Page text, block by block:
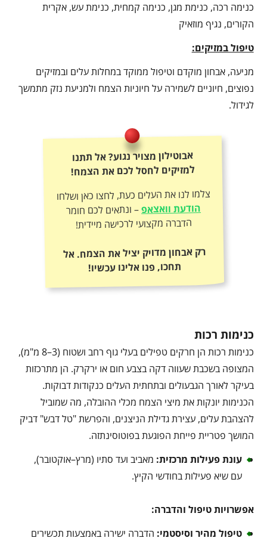
כנימה רכה, כנימת מגן, כנימה קמחית, כנימת עש, אקרית
הקורים, נגיף מוזאיק
טיפול במזיקים:
מניעה, אבחון מוקדם וטיפול ממוקד במחלות עלים ובמזיקים
נפוצים, חיוניים לשמירה על חיוניות הצמח ולמניעת נזק מתמשך
לגידול.
אבוטילון מצויר נגוע? אל תתנו
למזיקים לחסל לכם את הצמח!
צלמו לנו את העלים כעת, לחצו כאן ושלחו
הודעת וואצאפ– ונתאים לכם חומר
הדברה מקצועי לרכישה מיידית!
רק אבחון מדויק יציל את הצמח. אל
תחכו, פנו אלינו עכשיו!
כנימות רכות
כנימות רכות הן חרקים טפילים בעלי גוף רחב ושטוח (3–8 מ"מ),
המצופה בשכבת שעווה דקה בצבע חום או ירקרק. הן מתרכזות
בעיקר לאורך הגבעולים ובתחתית העלים כנקודות דבוקות.
הכנימות יונקות את מיצי הצמח מכלי ההובלה, מה שמוביל
להצהבת עלים, עצירת גדילת הניצנים, והפרשת "טל דבש" דביק
המושך פטריית פייחת הפוגעת בפוטוסינתזה.
עונת פעילות מרכזית: מאביב ועד סתיו (מרץ–אוקטובר),
עם שיא פעילות בחודשי הקיץ.
אפשרויות טיפול והדברה:
טיפול מהיר וסיסטמי: הדברה ישירה באמצעות תכשירים